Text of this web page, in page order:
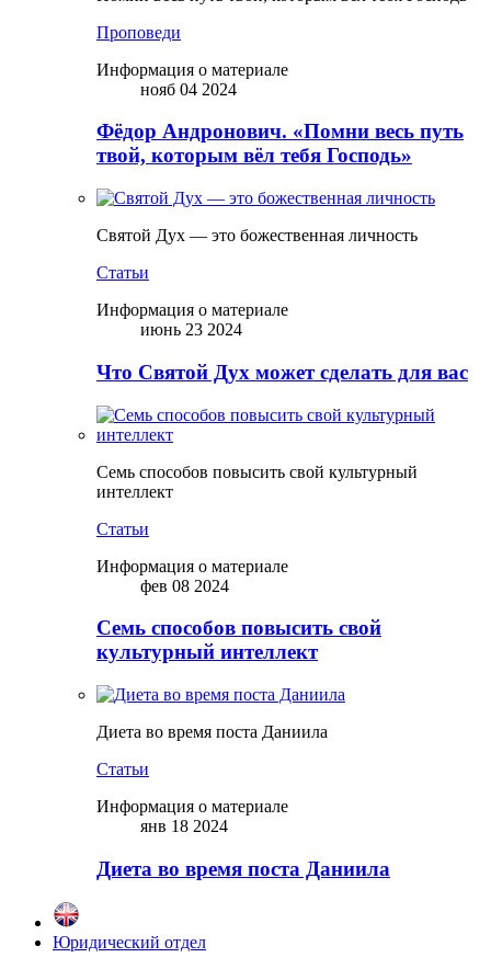
Проповеди
Информация о материале
нояб 04 2024
Фёдор Андронович. «Помни весь путь
твой, которым вёл тебя Господь»
Святой Дух — это божественная личность
Статьи
Информация о материале
июнь 23 2024
Что Святой Дух может сделать для вас
Семь способов повысить свой культурный
интеллект
Статьи
Информация о материале
фев 08 2024
Семь способов повысить свой
культурный интеллект
Диета во время поста Даниила
Статьи
Информация о материале
янв 18 2024
Диета во время поста Даниила
Юридический отдел